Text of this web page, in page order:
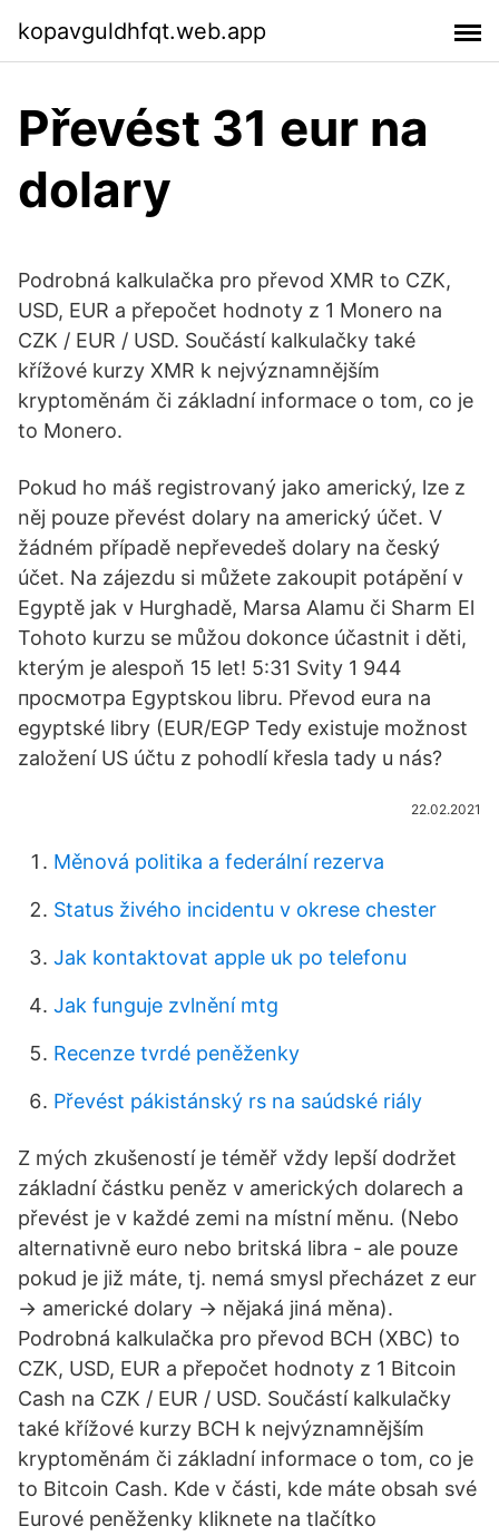
kopavguldhfqt.web.app
Převést 31 eur na
dolary
Podrobná kalkulačka pro převod XMR to CZK,
USD, EUR a přepočet hodnoty z 1 Monero na
CZK / EUR / USD. Součástí kalkulačky také
křížové kurzy XMR k nejvýznamnějším
kryptoměnám či základní informace o tom, co je
to Monero.
Pokud ho máš registrovaný jako americký, lze z
něj pouze převést dolary na americký účet. V
žádném případě nepřevedeš dolary na český
účet. Na zájezdu si můžete zakoupit potápění v
Egyptě jak v Hurghadě, Marsa Alamu či Sharm El
Tohoto kurzu se můžou dokonce účastnit i děti,
kterým je alespoň 15 let! 5:31 Svity 1 944
просмотра Egyptskou libru. Převod eura na
egyptské libry (EUR/EGP Tedy existuje možnost
založení US účtu z pohodlí křesla tady u nás?
22.02.2021
Měnová politika a federální rezerva
Status živého incidentu v okrese chester
Jak kontaktovat apple uk po telefonu
Jak funguje zvlnění mtg
Recenze tvrdé peněženky
Převést pákistánský rs na saúdské riály
Z mých zkušeností je téměř vždy lepší dodržet
základní částku peněz v amerických dolarech a
převést je v každé zemi na místní měnu. (Nebo
alternativně euro nebo britská libra - ale pouze
pokud je již máte, tj. nemá smysl přecházet z eur
-> americké dolary -> nějaká jiná měna).
Podrobná kalkulačka pro převod BCH (XBC) to
CZK, USD, EUR a přepočet hodnoty z 1 Bitcoin
Cash na CZK / EUR / USD. Součástí kalkulačky
také křížové kurzy BCH k nejvýznamnějším
kryptoměnám či základní informace o tom, co je
to Bitcoin Cash. Kde v části, kde máte obsah své
Eurové peněženky kliknete na tlačítko